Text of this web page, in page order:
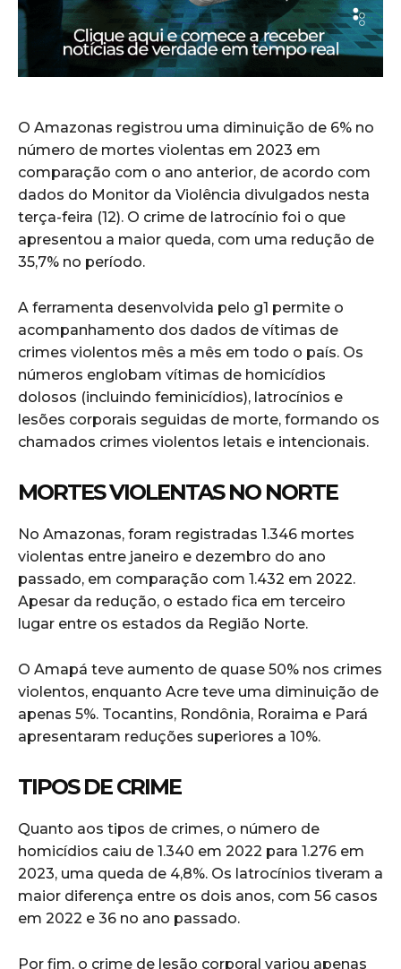
O Amazonas registrou uma diminuição de 6% no
número de mortes violentas em 2023 em
comparação com o ano anterior, de acordo com
dados do Monitor da Violência divulgados nesta
terça-feira (12). O crime de latrocínio foi o que
apresentou a maior queda, com uma redução de
35,7% no período.
A ferramenta desenvolvida pelo g1 permite o
acompanhamento dos dados de vítimas de
crimes violentos mês a mês em todo o país. Os
números englobam vítimas de homicídios
dolosos (incluindo feminicídios), latrocínios e
lesões corporais seguidas de morte, formando os
chamados crimes violentos letais e intencionais.
MORTES VIOLENTAS NO NORTE
No Amazonas, foram registradas 1.346 mortes
violentas entre janeiro e dezembro do ano
passado, em comparação com 1.432 em 2022.
Apesar da redução, o estado fica em terceiro
lugar entre os estados da Região Norte.
O Amapá teve aumento de quase 50% nos crimes
violentos, enquanto Acre teve uma diminuição de
apenas 5%. Tocantins, Rondônia, Roraima e Pará
apresentaram reduções superiores a 10%.
TIPOS DE CRIME
Quanto aos tipos de crimes, o número de
homicídios caiu de 1.340 em 2022 para 1.276 em
2023, uma queda de 4,8%. Os latrocínios tiveram a
maior diferença entre os dois anos, com 56 casos
em 2022 e 36 no ano passado.
Por fim, o crime de lesão corporal variou apenas